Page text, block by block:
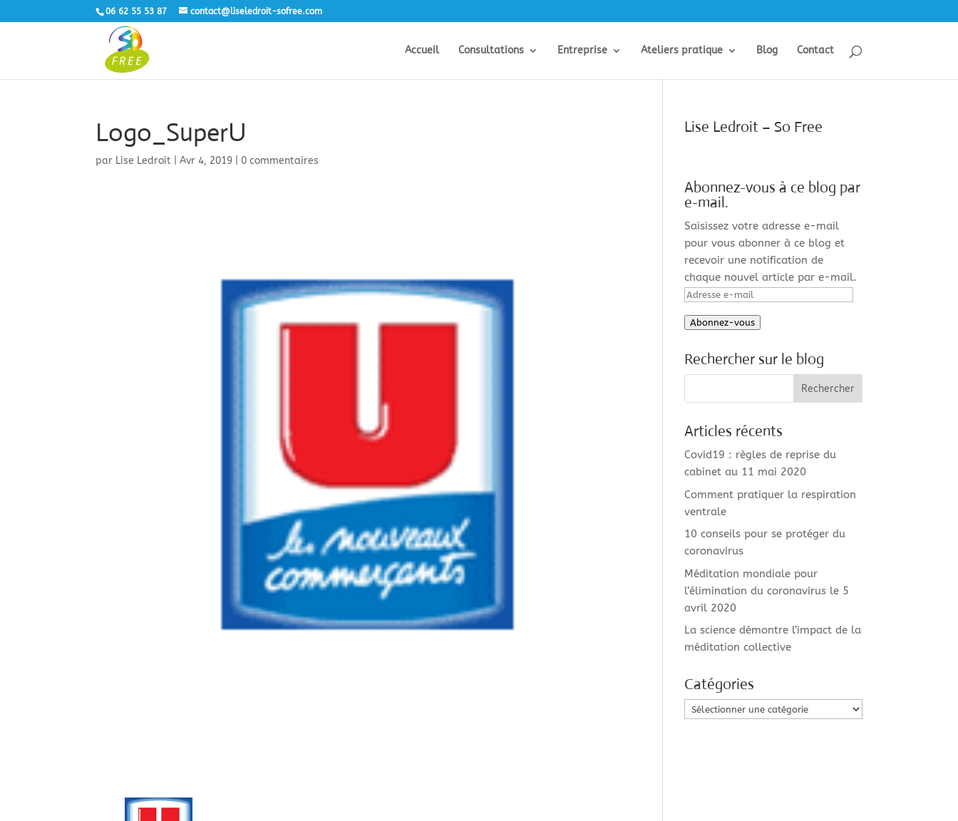
06 62 55 53 87 contact@liseledroit-sofree.com
Accueil Consultations Entreprise Ateliers pratique Blog Contact
Logo_SuperU
par Lise Ledroit |Avr 4, 2019 0 commentaires
Lise Ledroit – So Free
Abonnez-vous à ce blog par
e-mail.
Saisissez votre adresse e-mail
pour vous abonner à ce blog et
recevoir une notification de
chaque nouvel article par e-mail.
Adresse
mail
Abonnez-vous
Rechercher sur le blog
Articles récents
Covid19 : règles de reprise du
cabinet au 11 mai 2020
Comment pratiquer la respiration
ventrale
10 conseils pour se protéger du
coronavirus
Méditation mondiale pour
l’élimination du coronavirus le 5
avril 2020
La science démontre l’impact de la
méditation collective
Catégories
Catégories